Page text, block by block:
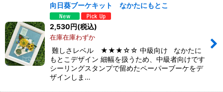
向日葵ブーケキット なかたにもとこ
2,530 円(税込)
在庫在庫わずか
難しさレベル ★★★☆☆ 中級向け なかたに
もとこデザイン 細幅を扱うため、中級者向けです
シーリングスタンプで留めたペーパーブーケをデ
ザインしま…